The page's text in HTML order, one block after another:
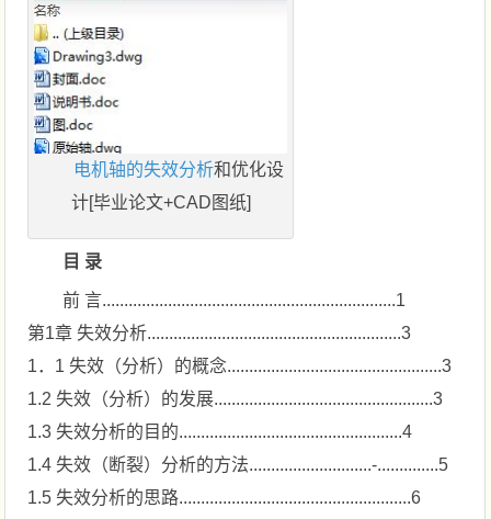
电机轴的失效分析和优化设
计[毕业论文+CAD图纸]
目 录
前 言...................................................................1
第1章 失效分析..........................................................3
1．1 失效（分析）的概念.................................................3
1.2 失效（分析）的发展..................................................3
1.3 失效分析的目的...................................................4
1.4 失效（断裂）分析的方法............................-..............5
1.5 失效分析的思路.....................................................6